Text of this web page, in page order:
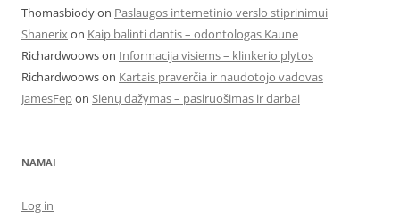
Thomasbiodyon Paslaugos internetinio verslo stiprinimui
Shanerixon Kaip balinti dantis – odontologas Kaune
Richardwoowson Informacija visiems – klinkerio plytos
Richardwoowson Kartais praverčia ir naudotojo vadovas
JamesFepon Sienų dažymas – pasiruošimas ir darbai
NAMAI
Log in